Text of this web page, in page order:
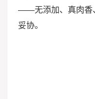
——无添加、真肉香
妥协。